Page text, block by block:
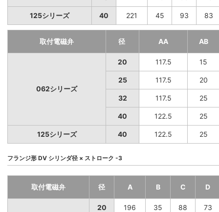
125シリーズ 40 221 45 93 83
取付電磁弁 径 AA AB
062シリーズ
20 117.5 15
25 117.5 20
32 117.5 25
40 122.5 25
125シリーズ 40 122.5 25
フランジ形 DV シリンダ径 × ストローク -3
取付電磁弁 径 A B C D
20 196 35 88 73